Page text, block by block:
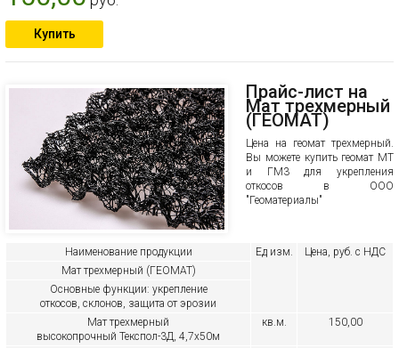
Купить
Прайс-лист на
Мат трехмерный
(ГЕОМАТ)
Цена на геомат трехмерный.
Вы можете купить геомат МТ
и ГМ3 для укрепления
откосов в ООО
"Геоматериалы"
Наименование продукции Ед изм.
Цена, руб. с НДС
Мат трехмерный (ГЕОМАТ)
Основные функции: укрепление
откосов, склонов, защита от эрозии
Мат трехмерный
высокопрочный Текспол-3Д, 4,7х50м
кв.м. 150,00